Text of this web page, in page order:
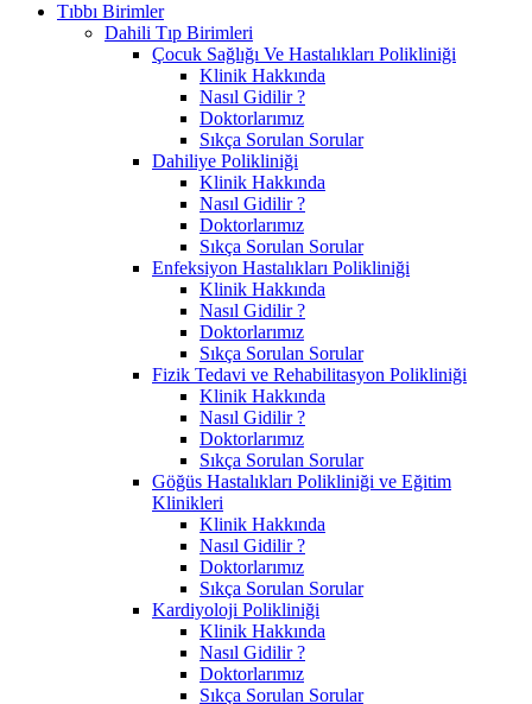
Tıbbı Birimler
Dahili Tıp Birimleri
Çocuk Sağlığı Ve Hastalıkları Polikliniği
Klinik Hakkında
Nasıl Gidilir ?
Doktorlarımız
Sıkça Sorulan Sorular
Dahiliye Polikliniği
Klinik Hakkında
Nasıl Gidilir ?
Doktorlarımız
Sıkça Sorulan Sorular
Enfeksiyon Hastalıkları Polikliniği
Klinik Hakkında
Nasıl Gidilir ?
Doktorlarımız
Sıkça Sorulan Sorular
Fizik Tedavi ve Rehabilitasyon Polikliniği
Klinik Hakkında
Nasıl Gidilir ?
Doktorlarımız
Sıkça Sorulan Sorular
Göğüs Hastalıkları Polikliniği ve Eğitim
Klinikleri
Klinik Hakkında
Nasıl Gidilir ?
Doktorlarımız
Sıkça Sorulan Sorular
Kardiyoloji Polikliniği
Klinik Hakkında
Nasıl Gidilir ?
Doktorlarımız
Sıkça Sorulan Sorular